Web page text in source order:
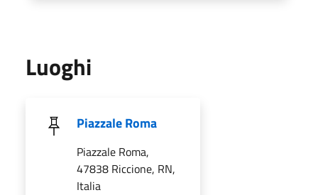
Luoghi
Piazzale Roma
Piazzale Roma,
47838 Riccione, RN,
Italia